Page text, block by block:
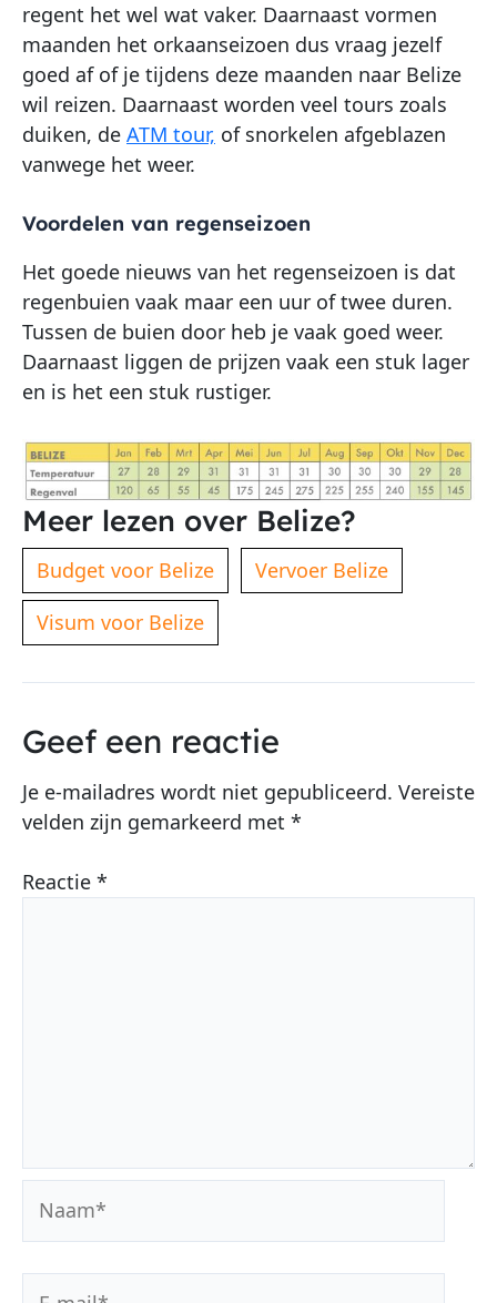
regent het wel wat vaker. Daarnaast vormen
maanden het orkaanseizoen dus vraag jezelf
goed af of je tijdens deze maanden naar Belize
wil reizen. Daarnaast worden veel tours zoals
duiken, de ATM tour, of snorkelen afgeblazen
vanwege het weer.
Voordelen van regenseizoen
Het goede nieuws van het regenseizoen is dat
regenbuien vaak maar een uur of twee duren.
Tussen de buien door heb je vaak goed weer.
Daarnaast liggen de prijzen vaak een stuk lager
en is het een stuk rustiger.
Meer lezen over Belize?
Budget voor Belize
Vervoer Belize
Visum voor Belize
Geef een reactie
Je e-mailadres wordt niet gepubliceerd. Vereiste
velden zijn gemarkeerd met *
Reactie *